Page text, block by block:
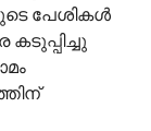
പേശികള്‍